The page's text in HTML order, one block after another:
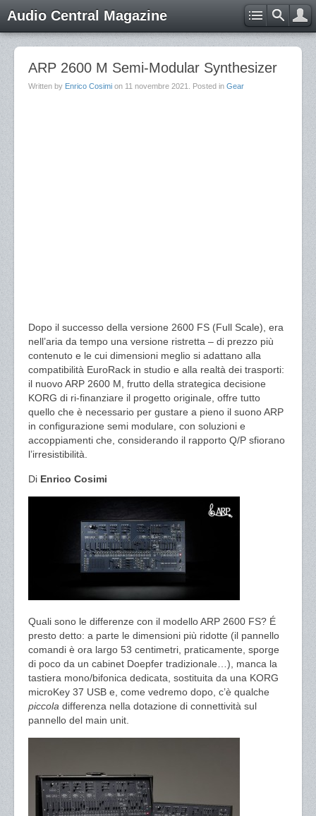
Audio Central Magazine
ARP 2600 M Semi-Modular Synthesizer
Written by Enrico Cosimi on 11 novembre 2021 . Posted in Gear
Dopo il successo della versione 2600 FS (Full Scale), era
nell’aria da tempo una versione ristretta – di prezzo più
contenuto e le cui dimensioni meglio si adattano alla
compatibilità EuroRack in studio e alla realtà dei trasporti:
il nuovo ARP 2600 M, frutto della strategica decisione
KORG di ri-finanziare il progetto originale, offre tutto
quello che è necessario per gustare a pieno il suono ARP
in configurazione semi modulare, con soluzioni e
accoppiamenti che, considerando il rapporto Q/P sfiorano
l’irresistibilità.
Di Enrico Cosimi
Quali sono le differenze con il modello ARP 2600 FS? É
presto detto: a parte le dimensioni più ridotte (il pannello
comandi è ora largo 53 centimetri, praticamente, sporge
di poco da un cabinet Doepfer tradizionale…), manca la
tastiera mono/bifonica dedicata, sostituita da una KORG
microKey 37 USB e, come vedremo dopo, c’è qualche
piccola differenza nella dotazione di connettività sul
pannello del main unit.